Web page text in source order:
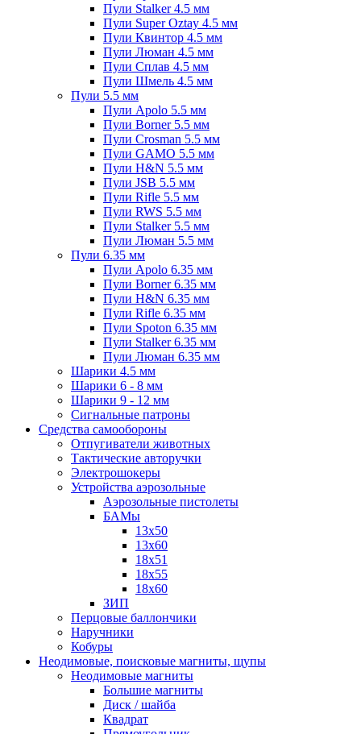
Пули Stalker 4.5 мм
Пули Super Oztay 4.5 мм
Пули Квинтор 4.5 мм
Пули Люман 4.5 мм
Пули Сплав 4.5 мм
Пули Шмель 4.5 мм
Пули 5.5 мм
Пули Apolo 5.5 мм
Пули Borner 5.5 мм
Пули Crosman 5.5 мм
Пули GAMO 5.5 мм
Пули H&N 5.5 мм
Пули JSB 5.5 мм
Пули Rifle 5.5 мм
Пули RWS 5.5 мм
Пули Stalker 5.5 мм
Пули Люман 5.5 мм
Пули 6.35 мм
Пули Apolo 6.35 мм
Пули Borner 6.35 мм
Пули H&N 6.35 мм
Пули Rifle 6.35 мм
Пули Spoton 6.35 мм
Пули Stalker 6.35 мм
Пули Люман 6.35 мм
Шарики 4.5 мм
Шарики 6 - 8 мм
Шарики 9 - 12 мм
Сигнальные патроны
Средства самообороны
Отпугиватели животных
Тактические авторучки
Электрошокеры
Устройства аэрозольные
Аэрозольные пистолеты
БАМы
13х50
13х60
18х51
18х55
18х60
ЗИП
Перцовые баллончики
Наручники
Кобуры
Неодимовые, поисковые магниты, щупы
Неодимовые магниты
Большие магниты
Диск / шайба
Квадрат